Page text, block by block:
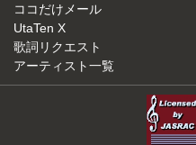
ココだけメール
UtaTen X
歌詞リクエスト
アーティスト一覧